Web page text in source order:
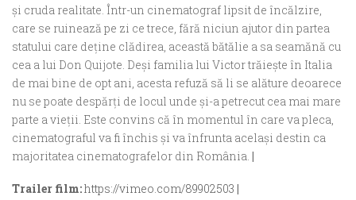
și cruda realitate. Într-un cinematograf lipsit de încălzire,
care se ruinează pe zi ce trece, fără niciun ajutor din partea
statului care deține clădirea, această bătălie a sa seamănă cu
cea a lui Don Quijote. Deși familia lui Victor trăiește în Italia
de mai bine de opt ani, acesta refuză să li se alăture deoarece
nu se poate despărți de locul unde și-a petrecut cea mai mare
parte a vieții. Este convins că în momentul în care va pleca,
cinematograful va fi închis și va înfrunta același destin ca
majoritatea cinematografelor din România. |
Trailer film:https://vimeo.com/89902503 |